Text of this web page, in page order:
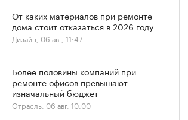
От каких материалов при ремонте
дома стоит отказаться в 2026 году
Дизайн, 06 авг, 11:47
Более половины компаний при
ремонте офисов превышают
изначальный бюджет
Отрасль, 06 авг, 10:00